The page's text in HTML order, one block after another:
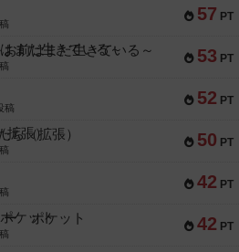
57 PT
53 PT
前はまだ生きている～
52 PT
稿
50 PT
ち（拡張）
42 PT
42 PT
ー ポケット